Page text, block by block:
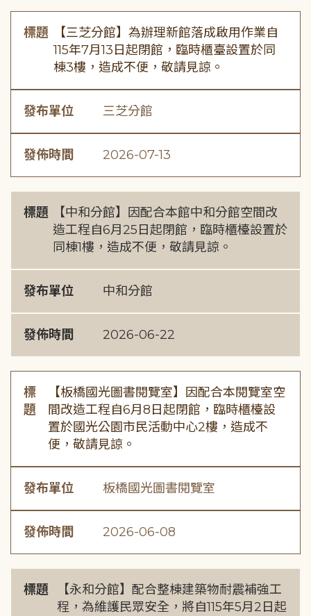
標題
【三芝分館】為辦理新館落成啟用作業自
115年7月13日起閉館，臨時櫃臺設置於同
棟3樓，造成不便，敬請見諒。
發布單位 三芝分館
發佈時間 2026-07-13
標題
【中和分館】因配合本館中和分館空間改
造工程自6月25日起閉館，臨時櫃檯設置於
同棟1樓，造成不便，敬請見諒。
發布單位 中和分館
發佈時間 2026-06-22
標
題
【板橋國光圖書閱覽室】因配合本閱覽室空
間改造工程自6月8日起閉館，臨時櫃檯設
置於國光公園市民活動中心2樓，造成不
便，敬請見諒。
發布單位 板橋國光圖書閱覽室
發佈時間 2026-06-08
標題
【永和分館】配合整棟建築物耐震補強工
程，為維護民眾安全，將自115年5月2日起